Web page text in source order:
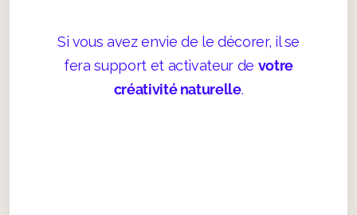
Si vous avez envie de le décorer, il se
fera support et activateur de votre
créativité naturelle.